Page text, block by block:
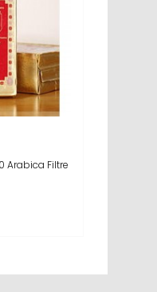
Arabica Filtre